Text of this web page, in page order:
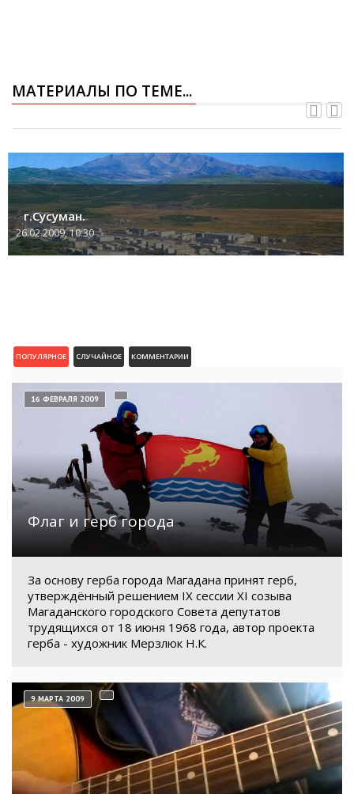
МАТЕРИАЛЫ ПО ТЕМЕ...
г.Сусуман.
26.02.2009, 10:30
ПОПУЛЯРНОЕ СЛУЧАЙНОЕ КОММЕНТАРИИ
Флаг и герб города
16 ФЕВРАЛЯ 2009
За основу герба города Магадана принят герб,
утверждённый решением IX сессии XI созыва
Магаданского городского Совета депутатов
трудящихся от 18 июня 1968 года, автор проекта
герба - художник Мерзлюк Н.К.
9 МАРТА 2009